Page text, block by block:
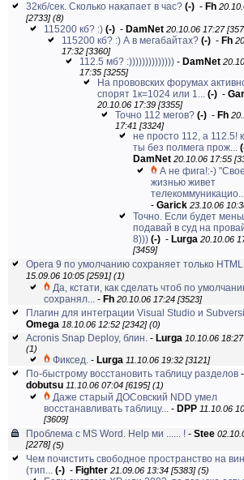
32кб/сек. Сколько накапает в час? (-) - Fh
[2733] (8)
115200 кб? :) (-) - DamNet 20.10.06 17:27
115200 кб? :) А в мегабайтах? (-) - Fh
17:32 [3360]
112.5 мб? :)))))))))))))) - DamNet
17:35 [3255]
На прововских форумах
спорят 1к=1024 или 1... (-) -
20.10.06 17:39 [3355]
Точно 112 мегов? (-) - Fh
17:41 [3324]
не просто 112, а 112.5!
ты без полмега прож...
DamNet 20.10.06 17:55
А не фига!:-)
жизнью живет
- Garick 23.10.06
Точно. Если будет
подавай в суд на
8))) (-) - Lurga 20.10.06
[3459]
Opera 9 по умолчанию сохраняет только HTML
15.09.06 10:05 [2591] (1)
Да, кстати, как сделать чтоб по
сохранял... - Fh 20.10.06 17:24 [3523]
Плагин для интеграции Visual Studio и
Omega 18.10.06 12:52 [2342] (0)
Acronis Snap Deploy, блин. - Lurga 10.10.06
(1)
Фиксед. - Lurga 11.10.06 19:32 [3121]
По-быстрому восстановить таблицу разделов -
dobutsu 11.10.06 07:04 [6195] (1)
Даже старый ДОСовский NDD умел
восстанавливать таблицу... - DPP 11.10.06
[3609]
Проблема с MS Word. Help ми ...... ! - Stee
[2278] (5)
Чем почистить свободное пространство на
(тип... (-) - Fighter 21.09.06 13:34 [5383] (5)